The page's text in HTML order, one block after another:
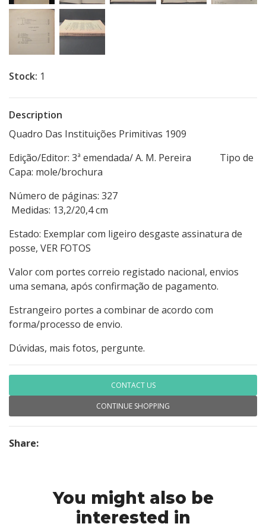
Stock: 1
Description
Quadro Das Instituições Primitivas 1909
Edição/Editor: 3ª emendada/ A. M. Pereira Tipo de
Capa: mole/brochura
Número de páginas: 327
Medidas: 13,2/20,4 cm
Estado: Exemplar com ligeiro desgaste assinatura de
posse, VER FOTOS
Valor com portes correio registado nacional, envios
uma semana, após confirmação de pagamento.
Estrangeiro portes a combinar de acordo com
forma/processo de envio.
Dúvidas, mais fotos, pergunte.
CONTACT US
CONTINUE SHOPPING
Share:
You might also be
interested in